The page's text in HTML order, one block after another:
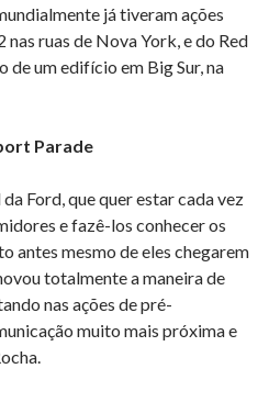
já tiveram ações
ruas de Nova York, e do Red
um edifício em Big Sur, na
Parade
Ford, que quer estar cada vez
e fazê-los conhecer os
antes mesmo de eles chegarem
totalmente a maneira de
nas ações de pré-
muito mais próxima e